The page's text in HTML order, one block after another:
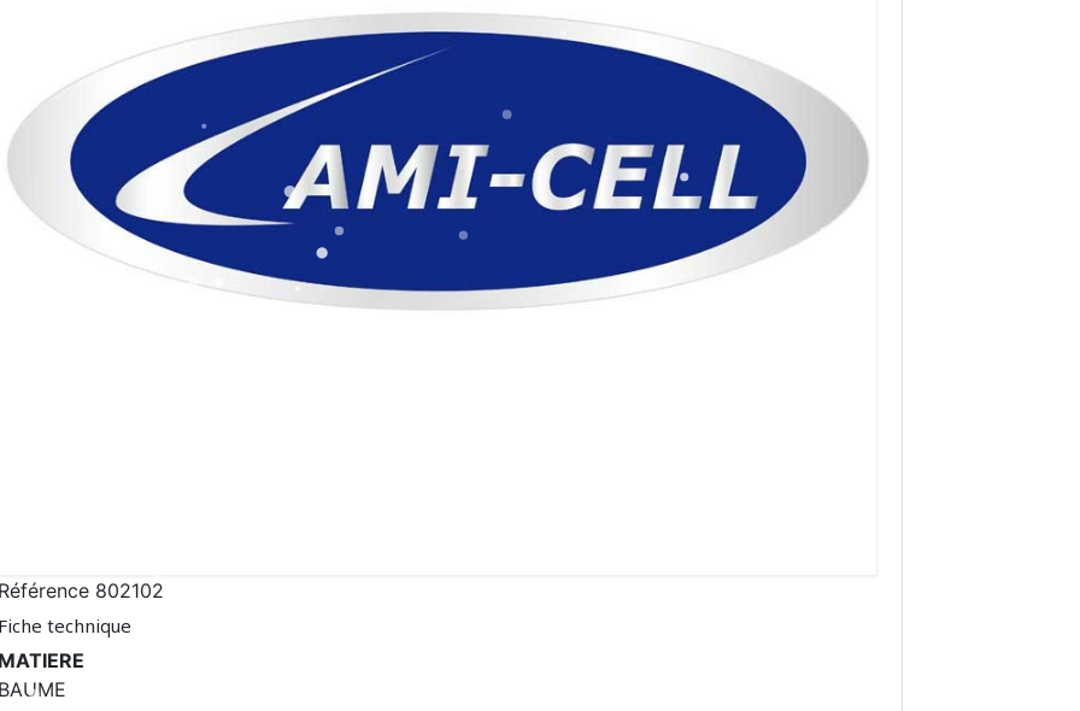
Référence 802102
Fiche technique
MATIERE
BAUME